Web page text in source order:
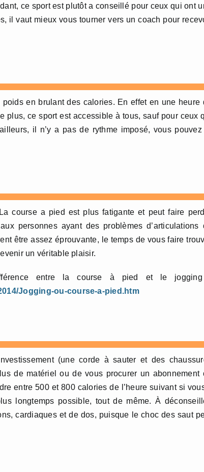
ce sport est plutôt a conseillé pour ceux qui ont
il vaut mieux vous tourner vers un coach pour
en brulant des calories. En effet en une heure
plus, ce sport est accessible à tous, sauf pour ceux
il n’y a pas de rythme imposé, vous
course a pied est plus fatigante et peut faire
personnes ayant des problèmes d’articulations
être assez éprouvante, le temps de vous faire
un véritable plaisir.
entre la course à pied et le
Jogging-ou-course-a-pied.htm
(une corde à sauter et des
de matériel ou de vous procurer un abonnement
entre 500 et 800 calories de l’heure suivant si
longtemps possible, tout de même. À
cardiaques et de dos, puisque le choc des saut